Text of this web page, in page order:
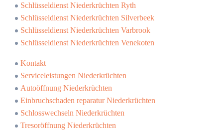
Schlüsseldienst Niederkrüchten Ryth
Schlüsseldienst Niederkrüchten Silverbeek
Schlüsseldienst Niederkrüchten Varbrook
Schlüsseldienst Niederkrüchten Venekoten
Kontakt
Serviceleistungen Niederkrüchten
Autoöffnung Niederkrüchten
Einbruchschaden reparatur Niederkrüchten
Schlosswechseln Niederkrüchten
Tresoröffnung Niederkrüchten